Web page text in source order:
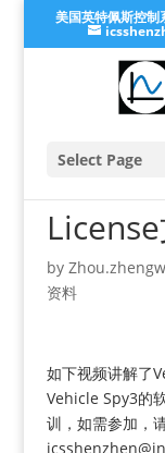
美国英特佩斯控制
Select Page
by
资料
如下视频讲解了
Vehicle Spy3的
训，如需参加，